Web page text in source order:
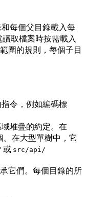
每個父目錄載入每
取檔案時按需載入
圍的規則，每個子目
指令，例如編碼標
域堆疊的約定。在
在大型單樹中，它
或 src/api/
它們。每個目錄的所